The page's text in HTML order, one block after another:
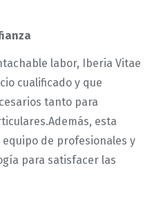
labor, Iberia Vitae
cualificado y que
tanto para
esta
de profesionales y
para satisfacer las